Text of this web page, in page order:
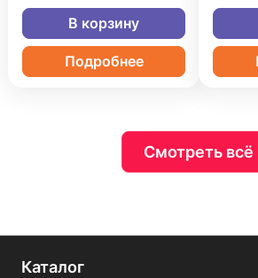
В корзину
Подробнее
Смотреть всё
Каталог